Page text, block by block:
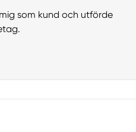
som kund och utförde